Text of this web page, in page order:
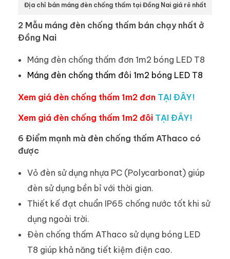
Địa chỉ bán máng đèn chống thấm tại Đồng Nai giá rẻ nhất
2 Mẫu máng đèn chống thấm bán chạy nhất ở
Đồng Nai
Máng đèn chống thấm đơn 1m2 bóng LED T8
Máng đèn chống thấm đôi 1m2 bóng LED T8
Xem giá đèn chống thấm 1m2 đơn TẠI ĐÂY!
Xem giá đèn chống thấm 1m2 đôi TẠI ĐÂY!
6 Điểm mạnh mà đèn chống thấm AThaco có
được
Vỏ đèn sử dụng nhựa PC (Polycarbonat) giúp
đèn sử dụng bền bỉ với thời gian.
Thiết kế đạt chuẩn IP65 chống nước tốt khi sử
dụng ngoài trời.
Đèn chống thấm AThaco sử dụng bóng LED
T8 giúp khả năng tiết kiệm điện cao.